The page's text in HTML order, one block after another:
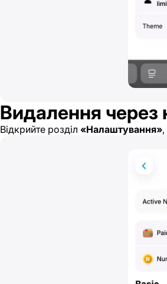
Видалення через
Відкрийте розділ «Налаштування»